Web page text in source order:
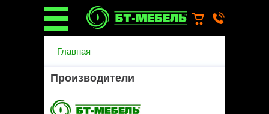
О бренде
Каталог
Главная
Производители